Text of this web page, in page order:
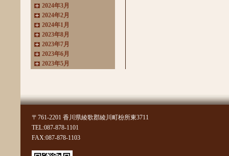
2024年3月
2024年2月
2024年1月
2023年8月
2023年7月
2023年6月
2023年5月
2022年10月
2022年7月
2022年6月
2022年4月
2022年3月
〒761-2201 香川県綾歌郡綾川町枌所東3711
TEL:087-878-1101
FAX:087-878-1103